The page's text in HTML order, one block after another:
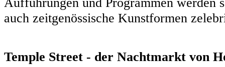
auch zeitgenössische Kunstformen
Temple Street - der Nachtmarkt von